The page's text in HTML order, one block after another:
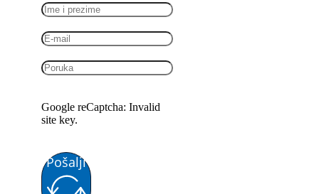
Google reCaptcha: Invalid
site key.
Pošalji